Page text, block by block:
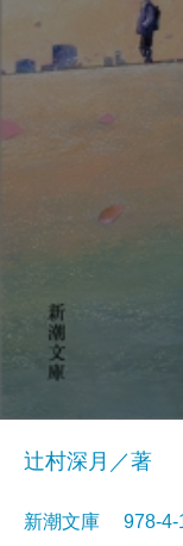
辻村深月／著
新潮文庫 978-